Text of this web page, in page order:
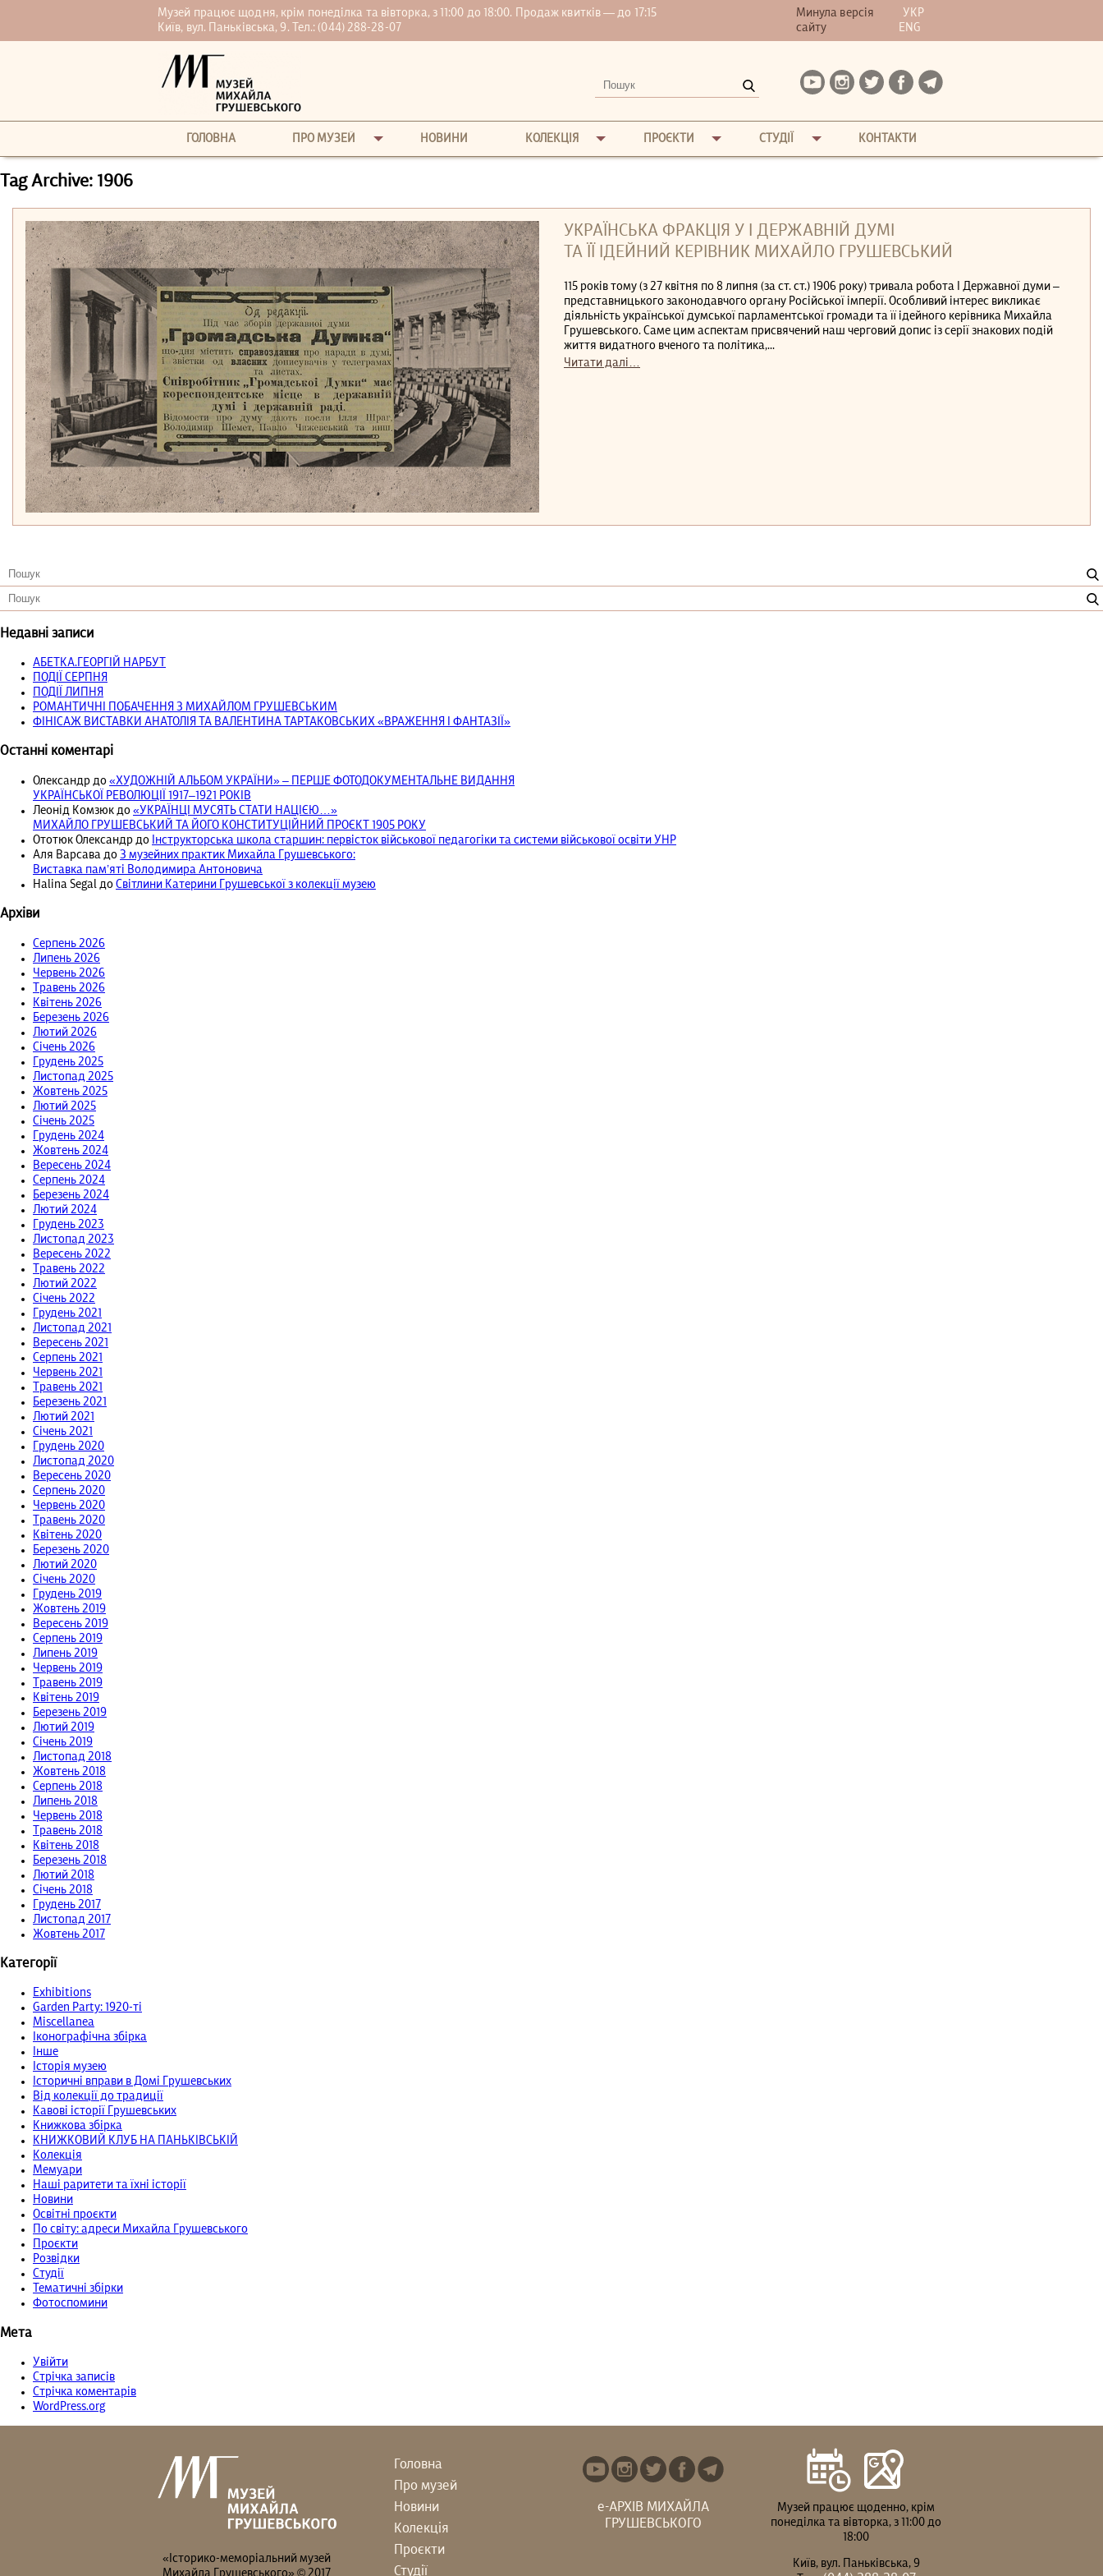
Музей працює щодня, крім понеділка та вівторка, з 11:00 до 18:00. Продаж квитків — до 17:15
Київ, вул. Паньківська, 9. Тел.: (044) 288-28-07
Минула версія
сайту
УКР
ENG
ГОЛОВНА ПРО МУЗЕЙ НОВИНИ КОЛЕКЦІЯ ПРОЄКТИ СТУДІЇ КОНТАКТИ
Tag Archive: 1906
УКРАЇНСЬКА ФРАКЦІЯ У І ДЕРЖАВНІЙ ДУМІ
ТА ЇЇ ІДЕЙНИЙ КЕРІВНИК МИХАЙЛО ГРУШЕВСЬКИЙ
115 років тому (з 27 квітня по 8 липня (за ст. ст.) 1906 року) тривала робота І Державної думи ‒
представницького законодавчого органу Російської імперії. Особливий інтерес викликає
діяльність української думської парламентської громади та її ідейного керівника Михайла
Грушевського. Саме цим аспектам присвячений наш черговий допис із серії знакових подій
життя видатного вченого та політика,...
Читати далі…
Недавні записи
АБЕТКА.ГЕОРГІЙ НАРБУТ
ПОДІЇ СЕРПНЯ
ПОДІЇ ЛИПНЯ
РОМАНТИЧНІ ПОБАЧЕННЯ З МИХАЙЛОМ ГРУШЕВСЬКИМ
ФІНІСАЖ ВИСТАВКИ АНАТОЛІЯ ТА ВАЛЕНТИНА ТАРТАКОВСЬКИХ «ВРАЖЕННЯ І ФАНТАЗІЇ»
Останні коментарі
Олександр до «ХУДОЖНІЙ АЛЬБОМ УКРАЇНИ» – ПЕРШЕ ФОТОДОКУМЕНТАЛЬНЕ ВИДАННЯ
УКРАЇНСЬКОЇ РЕВОЛЮЦІЇ 1917‒1921 РОКІВ
Леонід Комзюк до «УКРАЇНЦІ МУСЯТЬ СТАТИ НАЦІЄЮ…»
МИХАЙЛО ГРУШЕВСЬКИЙ ТА ЙОГО КОНСТИТУЦІЙНИЙ ПРОЄКТ 1905 РОКУ
Ототюк Олександр до Інструкторська школа старшин: первісток військової педагогіки та системи військової освіти УНР
Аля Варсава до З музейних практик Михайла Грушевського:
Виставка пам’яті Володимира Антоновича
Halina Segal до Світлини Катерини Грушевської з колекції музею
Архіви
Серпень 2026
Липень 2026
Червень 2026
Травень 2026
Квітень 2026
Березень 2026
Лютий 2026
Січень 2026
Грудень 2025
Листопад 2025
Жовтень 2025
Лютий 2025
Січень 2025
Грудень 2024
Жовтень 2024
Вересень 2024
Серпень 2024
Березень 2024
Лютий 2024
Грудень 2023
Листопад 2023
Вересень 2022
Травень 2022
Лютий 2022
Січень 2022
Грудень 2021
Листопад 2021
Вересень 2021
Серпень 2021
Червень 2021
Травень 2021
Березень 2021
Лютий 2021
Січень 2021
Грудень 2020
Листопад 2020
Вересень 2020
Серпень 2020
Червень 2020
Травень 2020
Квітень 2020
Березень 2020
Лютий 2020
Січень 2020
Грудень 2019
Жовтень 2019
Вересень 2019
Серпень 2019
Липень 2019
Червень 2019
Травень 2019
Квітень 2019
Березень 2019
Лютий 2019
Січень 2019
Листопад 2018
Жовтень 2018
Серпень 2018
Липень 2018
Червень 2018
Травень 2018
Квітень 2018
Березень 2018
Лютий 2018
Січень 2018
Грудень 2017
Листопад 2017
Жовтень 2017
Категорії
Exhibitions
Garden Party: 1920-ті
Miscellanea
Іконографічна збірка
Інше
Історія музею
Історичні вправи в Домі Грушевських
Від колекції до традиції
Кавові історії Грушевських
Книжкова збірка
КНИЖКОВИЙ КЛУБ НА ПАНЬКІВСЬКІЙ
Колекція
Мемуари
Наші раритети та їхні історії
Новини
Освітні проєкти
По світу: адреси Михайла Грушевського
Проєкти
Розвідки
Студії
Тематичні збірки
Фотоспомини
Мета
Увійти
Стрічка записів
Стрічка коментарів
WordPress.org
«Історико-меморіальний музей
Михайла Грушевського» © 2017
Головна
Про музей
Новини
Колекція
Проєкти
Студії
е-АРХІВ МИХАЙЛА
ГРУШЕВСЬКОГО
Музей працює щоденно, крім
понеділка та вівторка, з 11:00 до
18:00
Київ, вул. Паньківська, 9